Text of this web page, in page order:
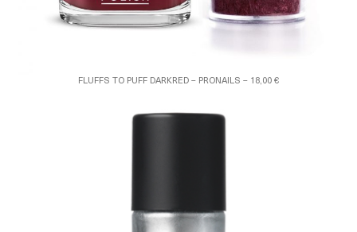
FLUFFS TO PUFF DARKRED – PRONAILS – 18,00 €